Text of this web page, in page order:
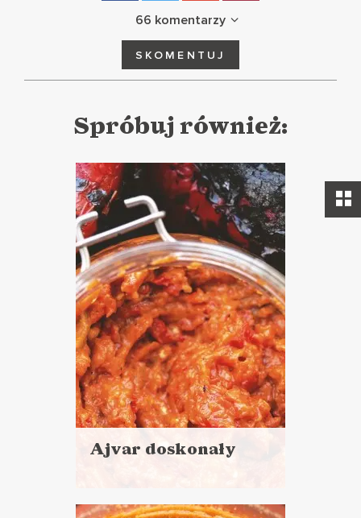
66 komentarzy
SKOMENTUJ
Spróbuj również:
Ajvar doskonały
więcej
Czas przygotowania: